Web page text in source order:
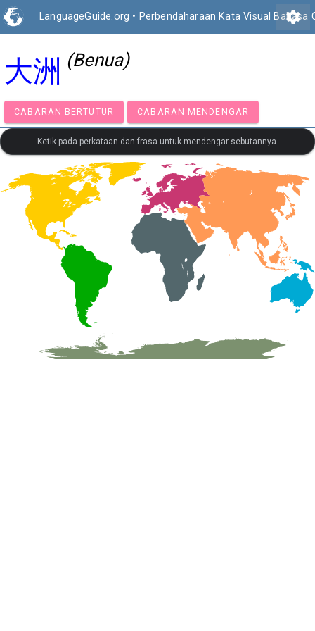
LanguageGuide.org • Perbendaharaan Kata Visual Bahasa
settings
大洲 (Benua)
CABARAN BERTUTUR CABARAN MENDENGAR
Ketik pada perkataan dan frasa untuk mendengar sebutannya.